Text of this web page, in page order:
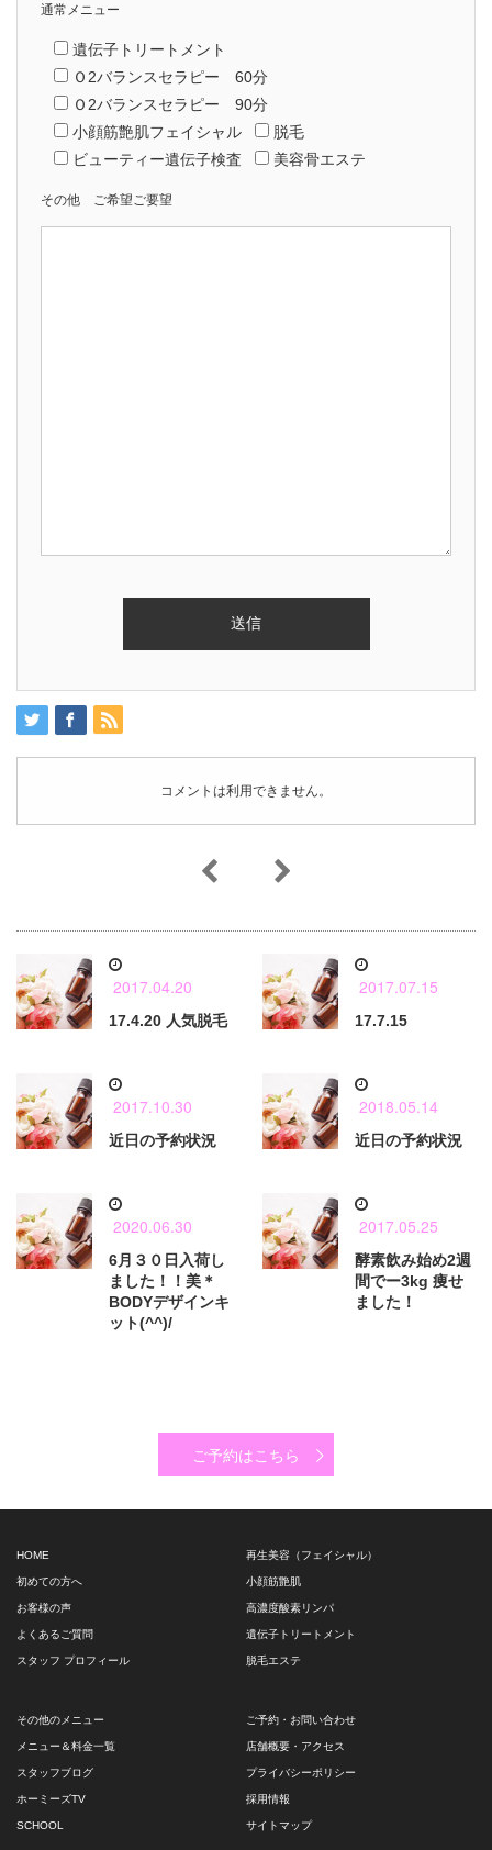
通常メニュー
遺伝子トリートメント
Ｏ2バランスセラピー 60分
Ｏ2バランスセラピー 90分
小顔筋艶肌フェイシャル
脱毛
ビューティー遺伝子検査
美容骨エステ
その他 ご希望ご要望
コメントは利用できません。
2017.04.20
17.4.20 人気脱毛
2017.07.15
17.7.15
2017.10.30
近日の予約状況
2018.05.14
近日の予約状況
2020.06.30
6月３０日入荷し
ました！！美＊
BODYデザインキ
ット(^^)/
2017.05.25
酵素飲み始め2週
間でー3kg 痩せ
ました！
ご予約はこちら
HOME
初めての方へ
お客様の声
よくあるご質問
スタッフ プロフィール
再生美容（フェイシャル）
小顔筋艶肌
高濃度酸素リンパ
遺伝子トリートメント
脱毛エステ
その他のメニュー
メニュー＆料金一覧
スタッフブログ
ホーミーズTV
SCHOOL
ご予約・お問い合わせ
店舗概要・アクセス
プライバシーポリシー
採用情報
サイトマップ